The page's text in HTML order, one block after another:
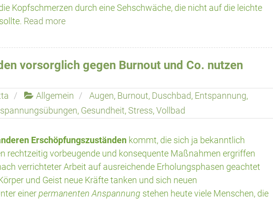
Kopfschmerzen durch eine Sehschwäche, die nicht auf die leichte
Read more
vorsorglich gegen Burnout und Co. nutzen
Allgemein Augen, Burnout, Duschbad, Entspannung,
, Gesundheit, Stress,Vollbad
Erschöpfungszuständen kommt, die sich ja bekanntlich
rechtzeitig vorbeugende und konsequente Maßnahmen ergriffen
verrichteter Arbeit auf ausreichende Erholungsphasen geachtet
und Geist neue Kräfte tanken und sich neuen
einerpermanenten Anspannung stehen heute viele Menschen, die